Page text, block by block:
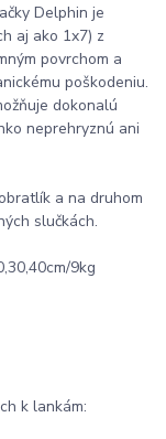
Delphin je
aj ako 1x7) z
povrchom a
poškodeniu.
dokonalú
neprehryznú ani
a na druhom
slučkách.
9kg
k lankám: